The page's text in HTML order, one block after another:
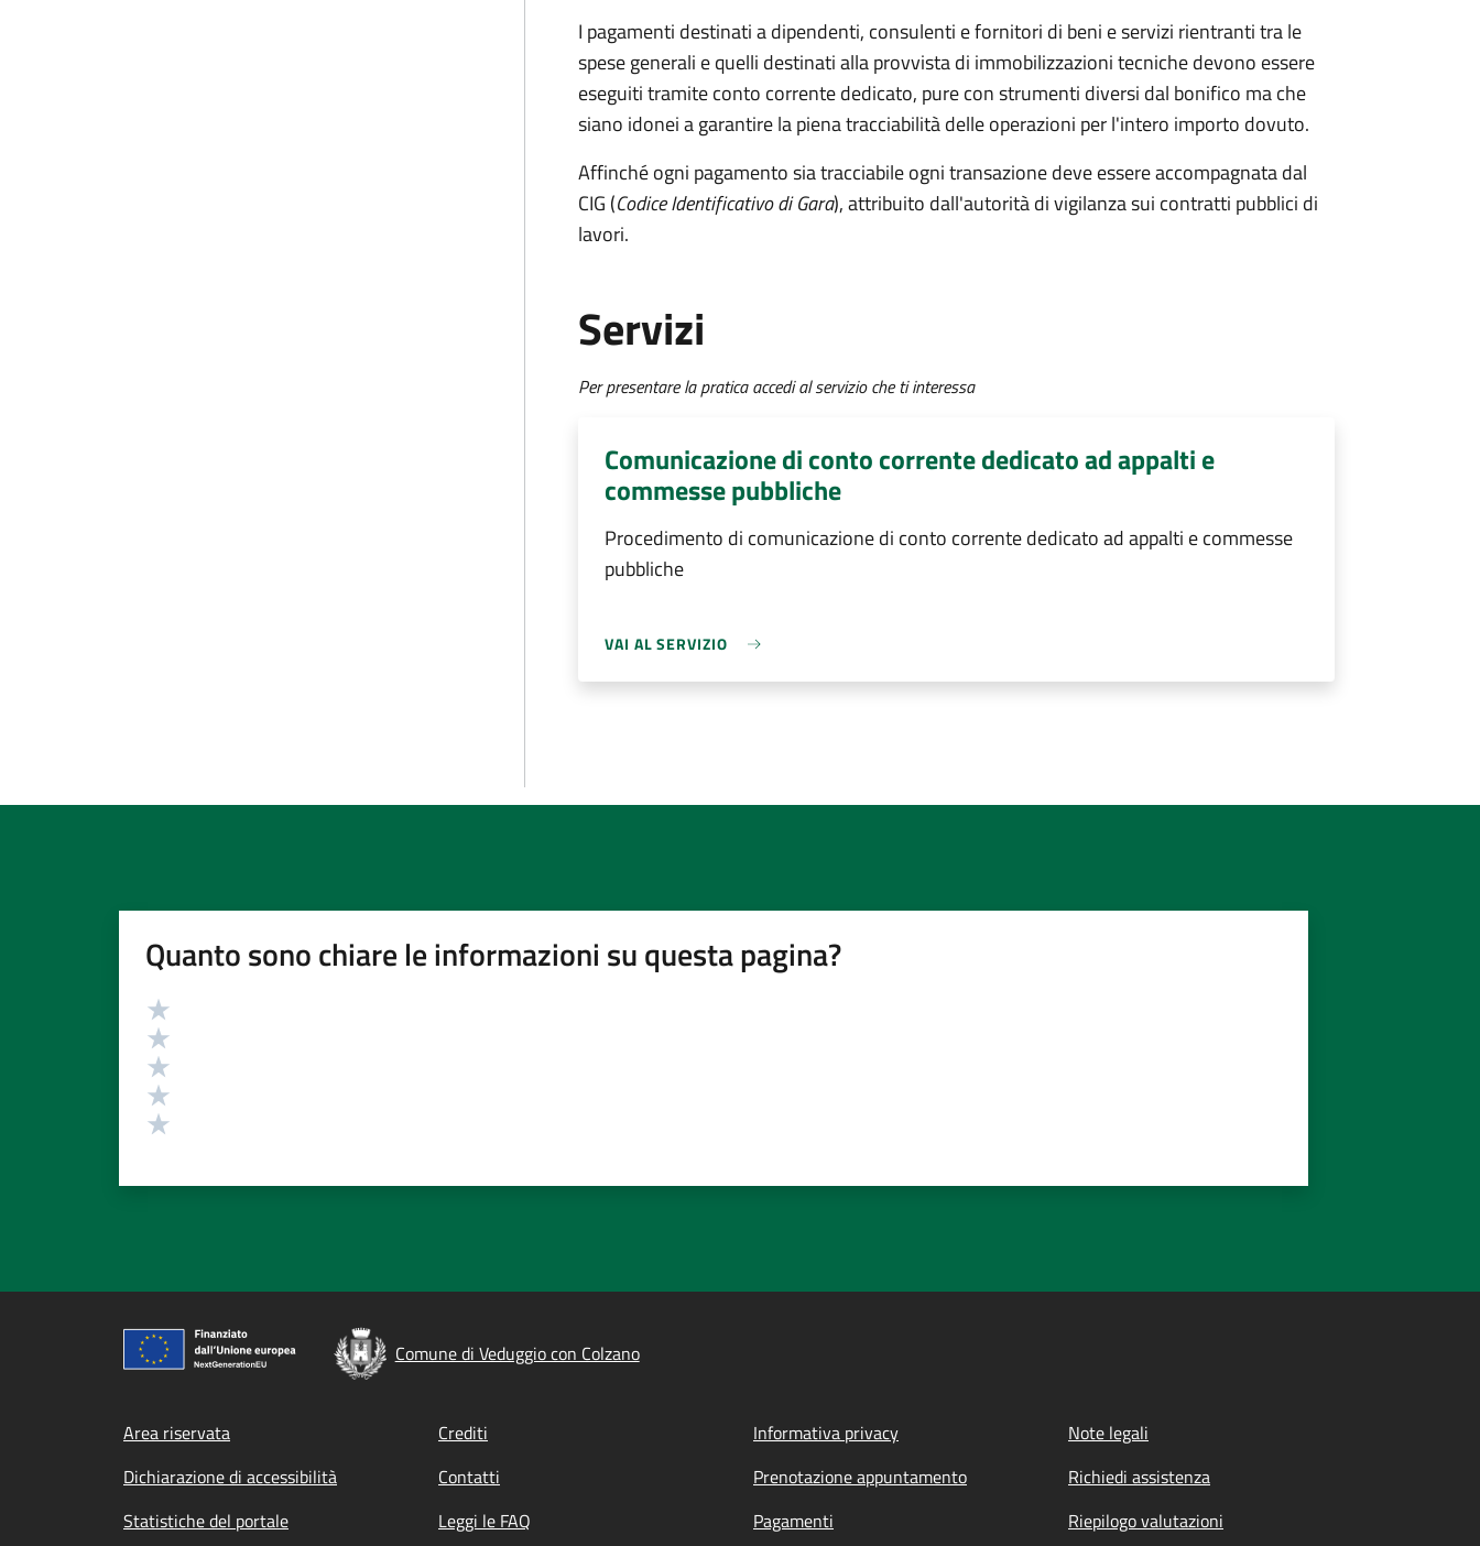
I pagamenti destinati a dipendenti, consulenti e fornitori di beni e servizi rientranti tra le
spese generali e quelli destinati alla provvista di immobilizzazioni tecniche devono essere
eseguiti tramite conto corrente dedicato, pure con strumenti diversi dal bonifico ma che
siano idonei a garantire la piena tracciabilità delle operazioni per l'intero importo dovuto.
Affinché ogni pagamento sia tracciabile ogni transazione deve essere accompagnata dal
CIG (Codice Identificativo di Gara), attribuito dall'autorità di vigilanza sui contratti pubblici di
lavori.
Servizi
Per presentare la pratica accedi al servizio che ti interessa
Comunicazione di conto corrente dedicato ad appalti e
commesse pubbliche
Procedimento di comunicazione di conto corrente dedicato ad appalti e commesse
pubbliche
VAI AL SERVIZIO
Quanto sono chiare le informazioni su questa pagina?
Valutazione
Comune di Veduggio con Colzano
Footer menu
Area riservata Crediti Informativa privacy
Note legali
Dichiarazione di accessibilità
Contatti Prenotazione appuntamento
Richiedi assistenza
Statistiche del portale
Leggi le FAQ Pagamenti Riepilogo valutazioni